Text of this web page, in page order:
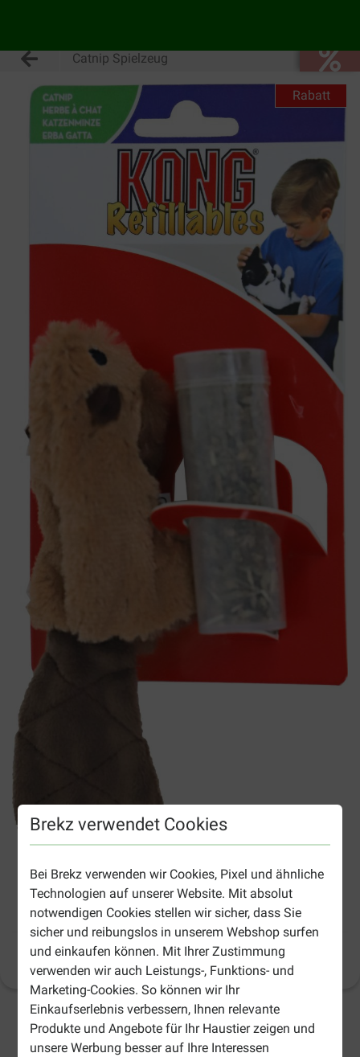
Brekz verwendet Cookies
Bei Brekz verwenden wir Cookies, Pixel und ähnliche
Technologien auf unserer Website. Mit absolut
notwendigen Cookies stellen wir sicher, dass Sie
sicher und reibungslos in unserem Webshop surfen
und einkaufen können. Mit Ihrer Zustimmung
verwenden wir auch Leistungs-, Funktions- und
Marketing-Cookies. So können wir Ihr
Einkaufserlebnis verbessern, Ihnen relevante
Produkte und Angebote für Ihr Haustier zeigen und
unsere Werbung besser auf Ihre Interessen
Catnip Spielzeug
Rabatt
KONG Catnip Biber
Produktinformation
2-5 Arbeitstage, sofern nicht anders angegeben